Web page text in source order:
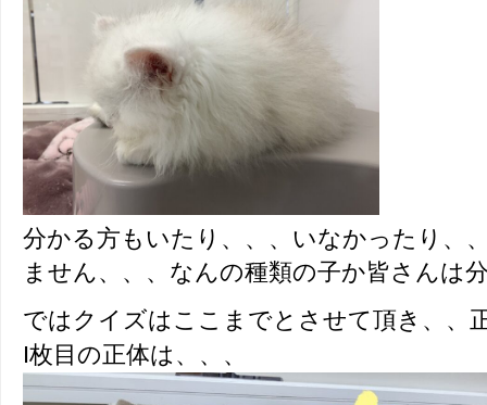
分かる方もいたり、、、いなかったり、
ません、、、なんの種類の子か皆さんは
ではクイズはここまでとさせて頂き、、
I枚目の正体は、、、